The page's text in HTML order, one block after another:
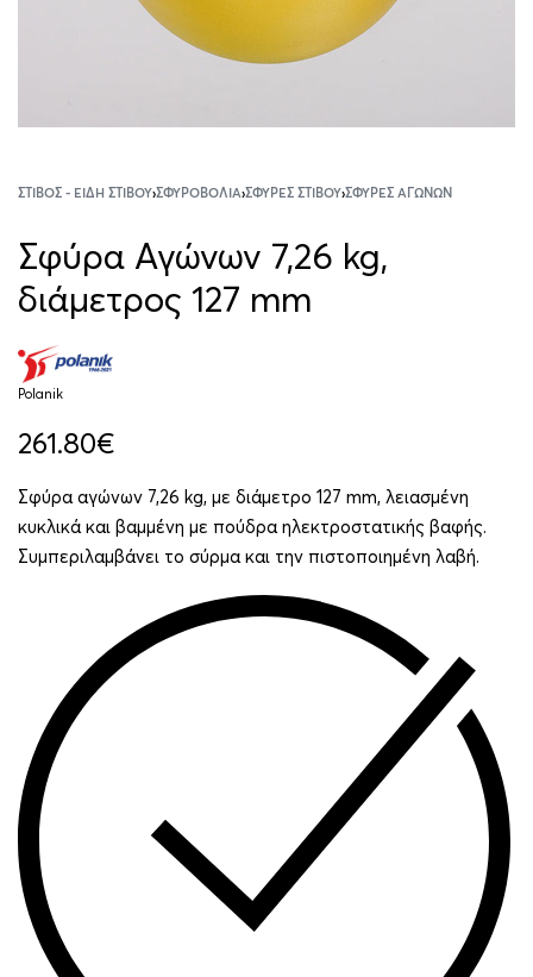
ΣΤΊΒΟΣ - ΕΊΔΗ ΣΤΊΒΟΥ›ΣΦΥΡΟΒΟΛΊΑ›ΣΦΎΡΕΣ ΣΤΊΒΟΥ›ΣΦΎΡΕΣ ΑΓΏΝΩΝ
Σφύρα Αγώνων 7,26 kg,
διάμετρος 127 mm
Polanik
261.80€
Σφύρα αγώνων 7,26 kg, με διάμετρο 127 mm, λειασμένη
κυκλικά και βαμμένη με πούδρα ηλεκτροστατικής βαφής.
Συμπεριλαμβάνει το σύρμα και την πιστοποιημένη λαβή.